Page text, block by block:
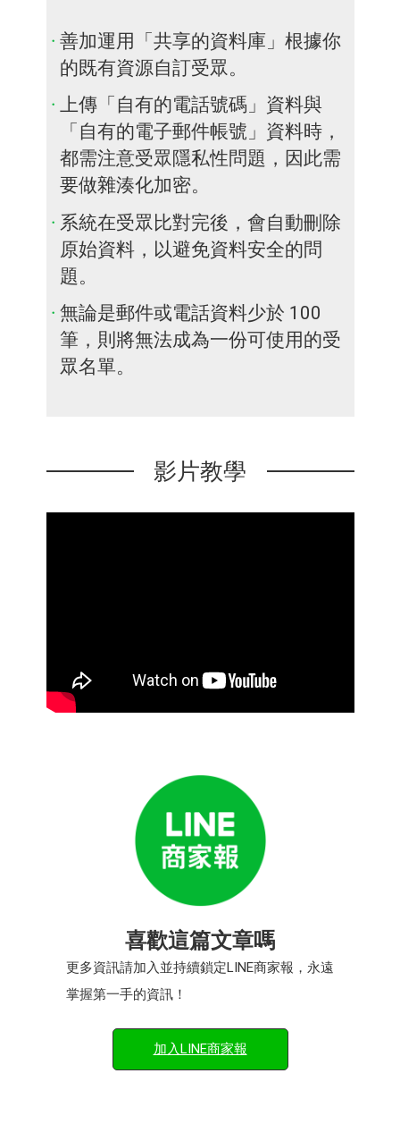
善加運用「共享的資料庫」根據你
的既有資源自訂受眾。
上傳「自有的電話號碼」資料與
「自有的電子郵件帳號」資料時，
都需注意受眾隱私性問題，因此需
要做雜湊化加密。
系統在受眾比對完後，會自動刪除
原始資料，以避免資料安全的問
題。
無論是郵件或電話資料少於 100
筆，則將無法成為一份可使用的受
眾名單。
影片教學
喜歡這篇文章嗎
更多資訊請加入並持續鎖定LINE商家報，永遠
掌握第一手的資訊！
加入LINE商家報